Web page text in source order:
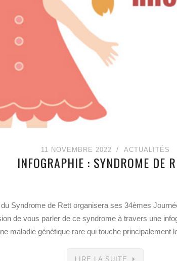
11 NOVEMBRE 2022 ACTUALITÉS
INFOGRAPHIE : SYNDROME DE
du Syndrome de Rett organisera ses 34èmes
de vous parler de ce syndrome à travers une
maladie génétique rare qui touche principalement
LIRE LA SUITE